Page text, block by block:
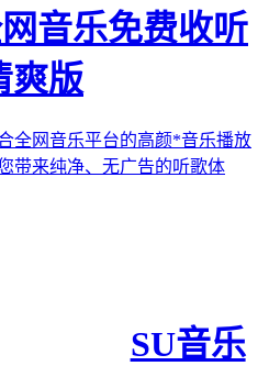
音乐免费收听
爽版
全网音乐平台的高颜*音乐播放
带来纯净、无广告的听歌体
SU音乐